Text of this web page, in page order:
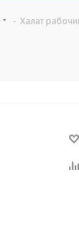
- Халат